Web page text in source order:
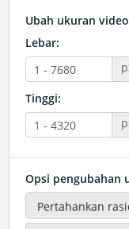
Ubah ukuran
Lebar:
Tinggi:
Opsi pengubahan